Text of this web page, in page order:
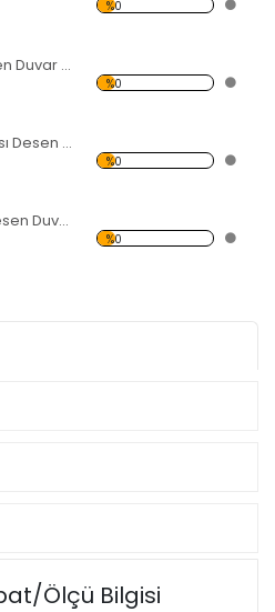
%0
Manzara Desen Duvar Panosu
%0
Sidney Operası Desen Duvar Panosu
%0
Antik Roma Desen Duvar Panosu
%0
Ölçü Bilgisi